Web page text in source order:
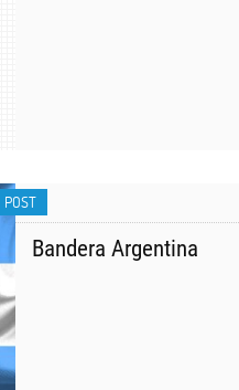
POST
Bandera Argentina